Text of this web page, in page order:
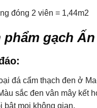
đóng 2 viên = 1,44m2
phẩm gạch
đá cẩm thạch đen ở
sắc đen vân mây kết
bật mọi không gian.